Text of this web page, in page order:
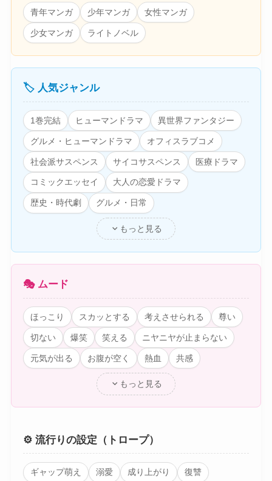
青年マンガ 少年マンガ 女性マンガ
少女マンガ ライトノベル
🏷️ 人気ジャンル
1巻完結 ヒューマンドラマ 異世界ファンタジー
グルメ・ヒューマンドラマ オフィスラブコメ
社会派サスペンス サイコサスペンス 医療ドラマ
コミックエッセイ 大人の恋愛ドラマ
歴史・時代劇 グルメ・日常
expand_more もっと見る
🎭 ムード
ほっこり スカッとする 考えさせられる 尊い
切ない 爆笑 笑える ニヤニヤが止まらない
元気が出る お腹が空く 熱血 共感
expand_more もっと見る
⚙️ 流行りの設定（トロープ）
ギャップ萌え 溺愛 成り上がり 復讐